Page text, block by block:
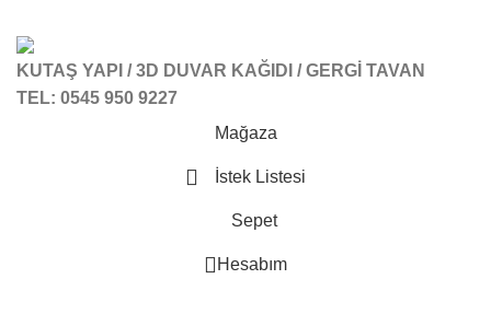
KUTAŞ YAPI / 3D DUVAR KAĞIDI / GERGİ TAVAN
TEL: 0545 950 9227
Mağaza
İstek Listesi
Sepet
Hesabım